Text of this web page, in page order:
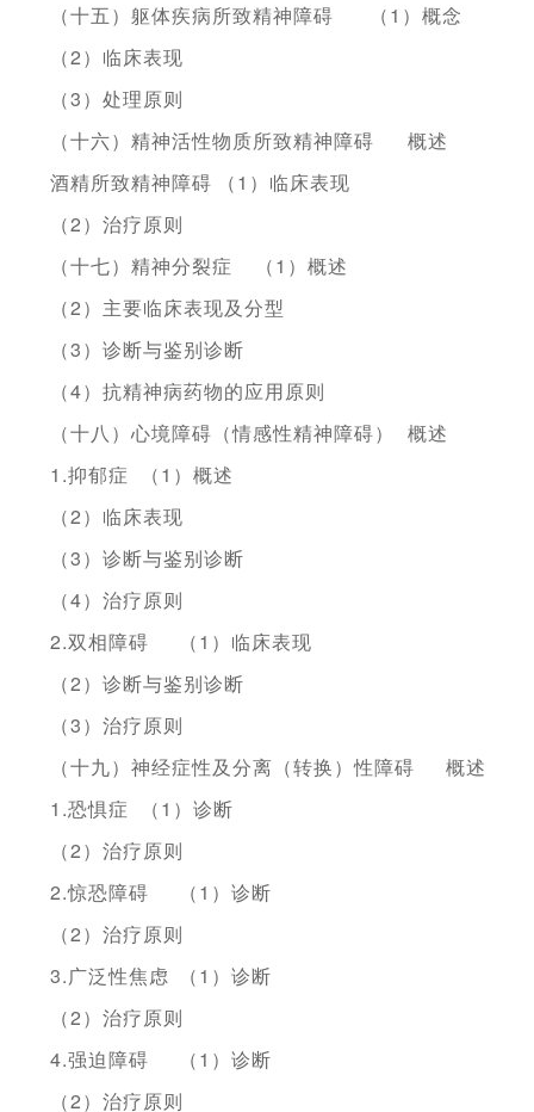
（十五）躯体疾病所致精神障碍
（1）概念
（2）临床表现
（3）处理原则
（十六）精神活性物质所致精神障碍
概述
酒精所致精神障碍
（1）临床表现
（2）治疗原则
（十七）精神分裂症
（1）概述
（2）主要临床表现及分型
（3）诊断与鉴别诊断
（4）抗精神病药物的应用原则
（十八）心境障碍（情感性精神障碍）
概述
1.抑郁症
（1）概述
（2）临床表现
（3）诊断与鉴别诊断
（4）治疗原则
2.双相障碍
（1）临床表现
（2）诊断与鉴别诊断
（3）治疗原则
（十九）神经症性及分离（转换）性障碍
概述
1.恐惧症
（1）诊断
（2）治疗原则
2.惊恐障碍
（1）诊断
（2）治疗原则
3.广泛性焦虑
（1）诊断
（2）治疗原则
4.强迫障碍
（1）诊断
（2）治疗原则